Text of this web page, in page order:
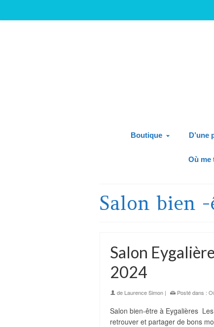
Boutique D’une
Où me
Salon bien
Salon
2024
de Laurence Simon | Posté dans :
Salon bien-être à Eygalières
retrouver et partager de bons